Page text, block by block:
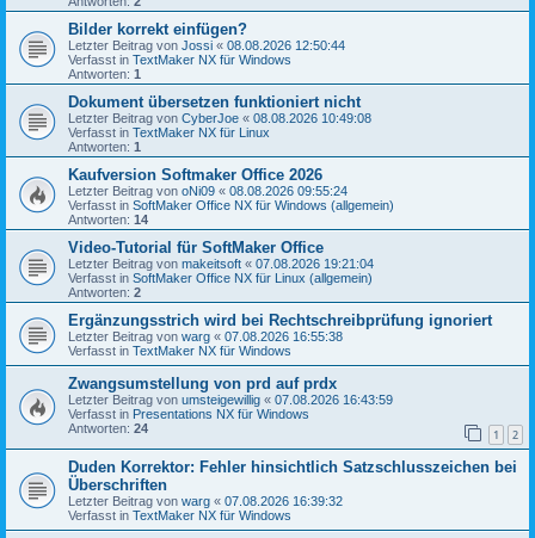
Bilder korrekt einfügen?
Letzter Beitrag von Jossi « 08.08.2026 12:50:44
Verfasst in TextMaker NX für Windows
Antworten: 1
Dokument übersetzen funktioniert nicht
Letzter Beitrag von CyberJoe « 08.08.2026 10:49:08
Verfasst in TextMaker NX für Linux
Antworten: 1
Kaufversion Softmaker Office 2026
Letzter Beitrag von oNi09 « 08.08.2026 09:55:24
Verfasst in SoftMaker Office NX für Windows (allgemein)
Antworten: 14
Video-Tutorial für SoftMaker Office
Letzter Beitrag von makeitsoft « 07.08.2026 19:21:04
Verfasst in SoftMaker Office NX für Linux (allgemein)
Antworten: 2
Ergänzungsstrich wird bei Rechtschreibprüfung ignoriert
Letzter Beitrag von warg « 07.08.2026 16:55:38
Verfasst in TextMaker NX für Windows
Zwangsumstellung von prd auf prdx
Letzter Beitrag von umsteigewillig « 07.08.2026 16:43:59
Verfasst in Presentations NX für Windows
Antworten: 24 1 2
Duden Korrektor: Fehler hinsichtlich Satzschlusszeichen bei
Überschriften
Letzter Beitrag von warg « 07.08.2026 16:39:32
Verfasst in TextMaker NX für Windows